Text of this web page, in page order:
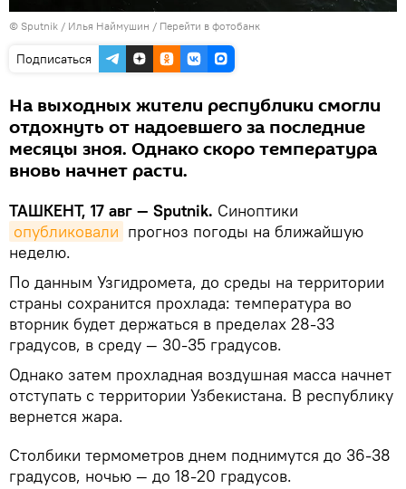
© Sputnik / Илья Наймушин / Перейти в фотобанк
Подписаться
На выходных жители республики смогли
отдохнуть от надоевшего за последние
месяцы зноя. Однако скоро температура
вновь начнет расти.
ТАШКЕНТ, 17 авг — Sputnik. Синоптики
опубликовали прогноз погоды на ближайшую
неделю.
По данным Узгидромета, до среды на территории
страны сохранится прохлада: температура во
вторник будет держаться в пределах 28-33
градусов, в среду — 30-35 градусов.
Однако затем прохладная воздушная масса начнет
отступать с территории Узбекистана. В республику
вернется жара.
Столбики термометров днем поднимутся до 36-38
градусов, ночью — до 18-20 градусов.